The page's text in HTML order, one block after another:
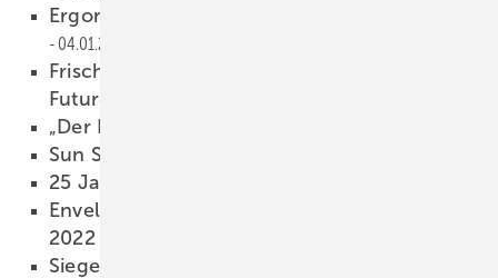
Ergonomische Helfer für den Betrieb
04.01.2023
Frische Digitalisierungs-Ideen für den „Go-
Future -Award“
„Der Roboter schläft nie“
Sun Shading Academy
25 Jahre Weinor-Top-Team
Envelon PV Fassad e mit dem MasterPrize
2022 ausgezeichnet
Siegerinnen beim Leistungswettbewerb